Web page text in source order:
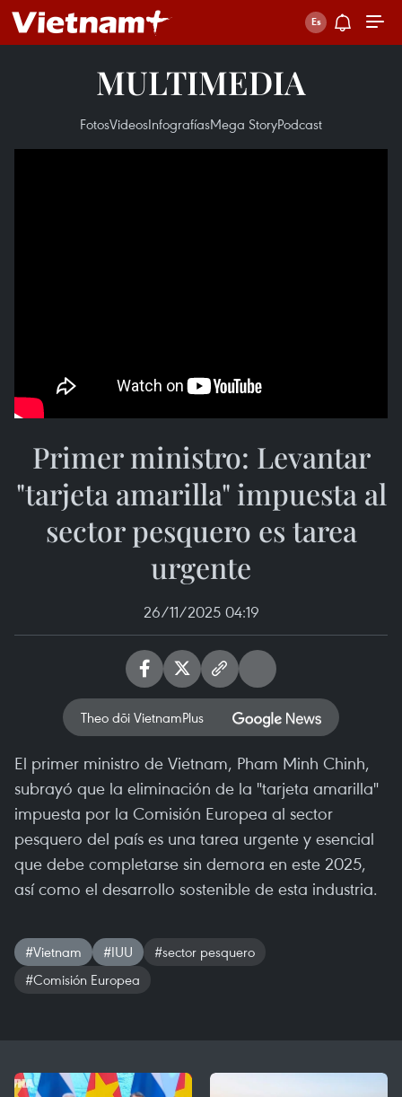
MULTIMEDIA
FotosVideosInfografíasMega StoryPodcast
Primer ministro: Levantar
"tarjeta amarilla" impuesta al
sector pesquero es tarea
urgente
26/11/2025 04:19
Theo dõi VietnamPlus
El primer ministro de Vietnam, Pham Minh Chinh,
subrayó que la eliminación de la "tarjeta amarilla"
impuesta por la Comisión Europea al sector
pesquero del país es una tarea urgente y esencial
que debe completarse sin demora en este 2025,
así como el desarrollo sostenible de esta industria.
#Vietnam #IUU
#sector pesquero
#Comisión Europea